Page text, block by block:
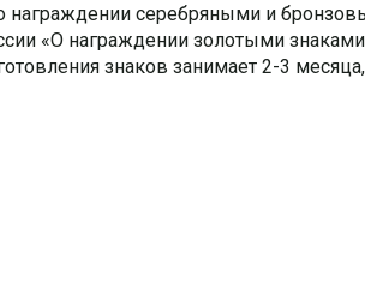
награждении серебряными и
«О награждении золотыми знаками
знаков занимает 2-3